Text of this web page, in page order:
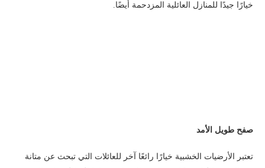
خيارًا جيدًا للمنازل العائلية المزدحمة أيضًا.
صفح طويل الأمد
تعتبر الأرضيات الخشبية خيارًا رائعًا آخر للعائلات التي تبحث عن متانة